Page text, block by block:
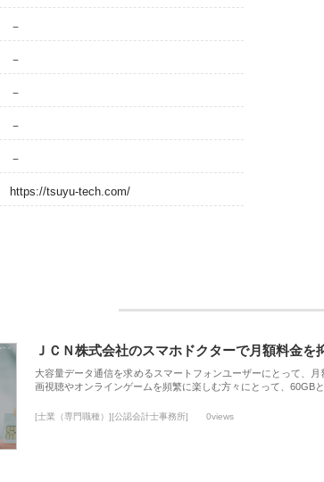
－
－
－
－
－
https://tsuyu-tech.com/
ＪＣＮ株式会社のスマホドクターで月額料金
大容量データ通信を求めるスマートフォンユーザーにとって、
画視聴やオンラインゲームを頻繁に楽しむ方々にとって、60GB
[士業（専門職種）][公認会計士事務所] 0views